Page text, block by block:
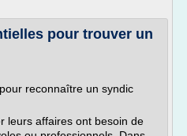
pour trouver un
reconnaître un syndic
leurs affaires ont besoin de